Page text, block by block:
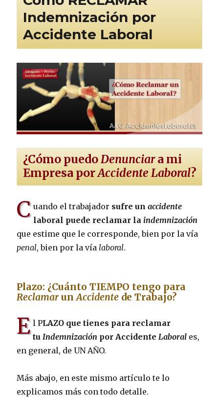
Indemnización por
Accidente Laboral
¿Cómo puedoDenunciara mi
Empresa porAccidente Laboral?
C uando el trabajador sufre un accidente
laboral puede reclamar la indemnización
que estime que le corresponde, bien por la vía
penal, bien por la víalaboral.
Plazo: ¿Cuánto TIEMPO tengo para
Reclamar unAccidente de Trabajo?
E l PLAZO que tienes para reclamar
tu Indemnización por Accidente Laborales,
en general, de UN AÑO.
Más abajo, en este mismo artículo te lo
explicamos más con todo detalle.